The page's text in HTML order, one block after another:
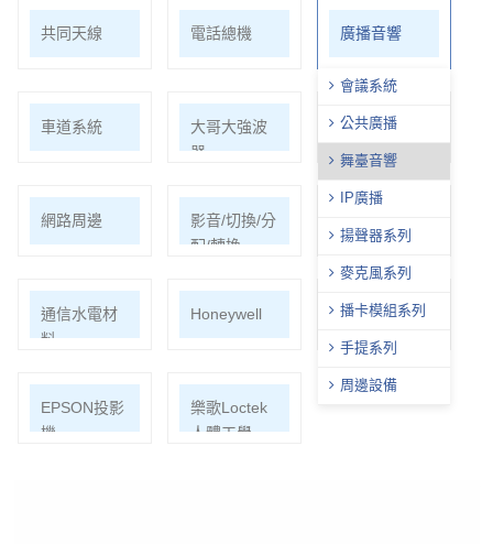
共同天線 電話總機 廣播音響
會議系統
公共廣播
舞臺音響
IP廣播
揚聲器系列
麥克風系列
播卡模組系列
手提系列
周邊設備
車道系統
大哥大強波
器
中央監控
網路周邊
影音/切換/分
配/轉換
通信水電材
料
Honeywell
ECOHEAL
光合電子樹
EPSON投影
機
樂歌Loctek
人體工學